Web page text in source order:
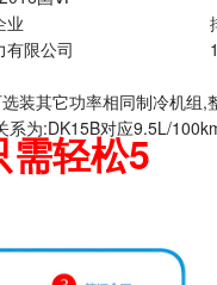
业
有限公司
装其它功率相同制冷机
系为:DK15B对应9.5L/
需轻松5